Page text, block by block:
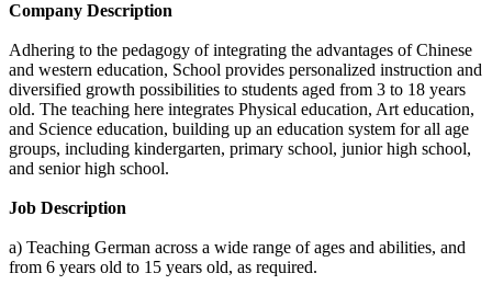
Company Description
Adhering to the pedagogy of integrating the advantages of Chinese
and western education, School provides personalized instruction and
diversified growth possibilities to students aged from 3 to 18 years
old. The teaching here integrates Physical education, Art education,
and Science education, building up an education system for all age
groups, including kindergarten, primary school, junior high school,
and senior high school.
Job Description
a) Teaching German across a wide range of ages and abilities, and
from 6 years old to 15 years old, as required.